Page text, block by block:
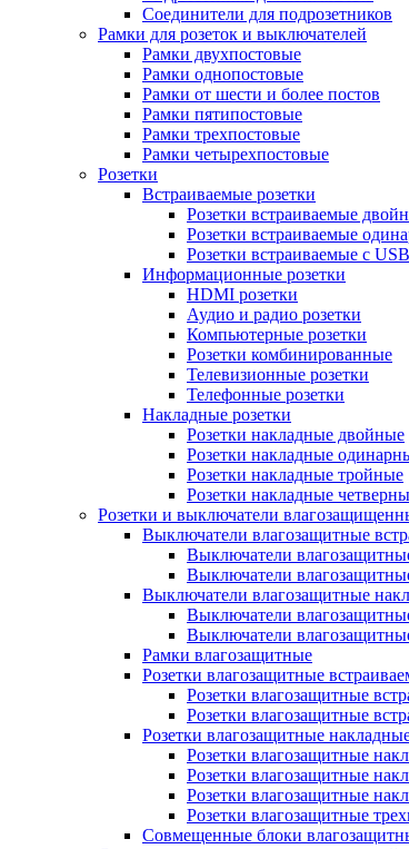
Соединители для подрозетников
Рамки для розеток и выключателей
Рамки двухпостовые
Рамки однопостовые
Рамки от шести и более постов
Рамки пятипостовые
Рамки трехпостовые
Рамки четырехпостовые
Розетки
Встраиваемые розетки
Розетки встраиваемые
Розетки встраиваемые
Розетки встраиваемые с USB
Информационные розетки
HDMI розетки
Аудио и радио розетки
Компьютерные розетки
Розетки комбинированные
Телевизионные розетки
Телефонные розетки
Накладные розетки
Розетки накладные двойные
Розетки накладные
Розетки накладные тройные
Розетки накладные
Розетки и выключатели
Выключатели влагозащитные
Выключатели
Выключатели
Выключатели влагозащитные
Выключатели
Выключатели
Рамки влагозащитные
Розетки влагозащитные
Розетки влагозащитные
Розетки влагозащитные
Розетки влагозащитные
Розетки влагозащитные
Розетки влагозащитные
Розетки влагозащитные
Розетки влагозащитные
Совмещенные блоки